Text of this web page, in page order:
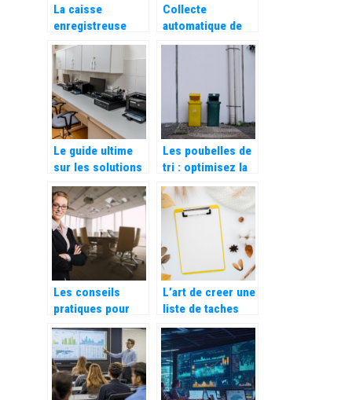
La caisse
enregistreuse
eco-responsable
: une innovation
pour un
commerce
durable
Collecte
automatique de
videos de
clients :
Decouvrez leurs
utilites
Le guide ultime
sur les solutions
pour la gestion du
flux numerique
Les poubelles de
tri : optimisez la
gestion des
dechets dans
votre entreprise,
restaurant ou
cantine
Les conseils
pratiques pour
evaluer
efficacement la
performance d’un
cabinet de
management de
L’art de creer une
liste de taches
efficace pour
optimiser son
temps